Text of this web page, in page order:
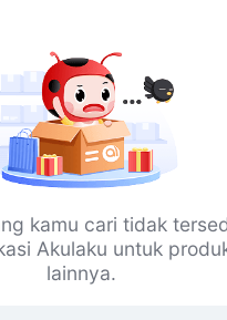
kamu cari tidak
Akulaku untuk
lainnya.